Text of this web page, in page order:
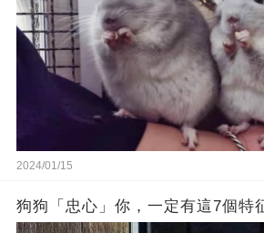
2024/01/15
狗狗「忠心」你，一定有這7個特